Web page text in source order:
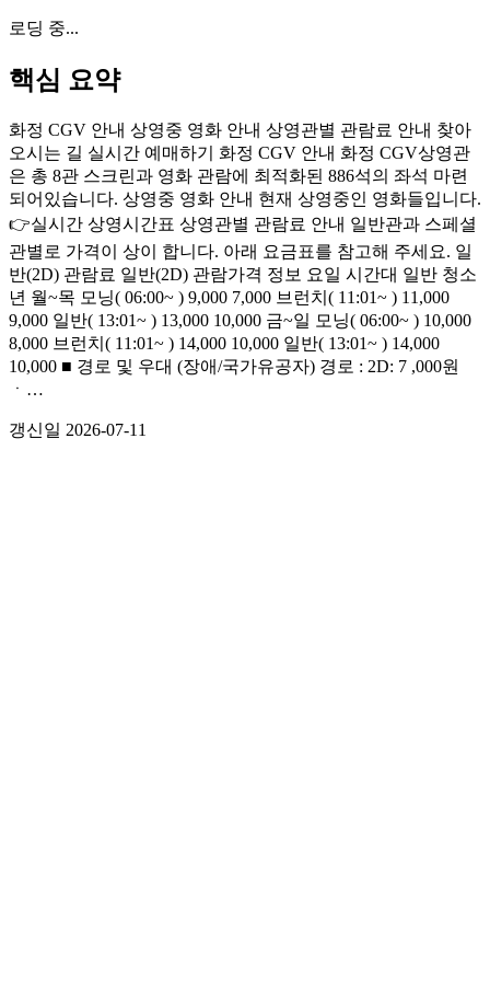
로딩 중...
핵심 요약
화정 CGV 안내 상영중 영화 안내 상영관별 관람료 안내 찾아
오시는 길 실시간 예매하기 화정 CGV 안내 화정 CGV상영관
은 총 8관 스크린과 영화 관람에 최적화된 886석의 좌석 마련
되어있습니다. 상영중 영화 안내 현재 상영중인 영화들입니다.
👉실시간 상영시간표 상영관별 관람료 안내 일반관과 스페셜
관별로 가격이 상이 합니다. 아래 요금표를 참고해 주세요. 일
반(2D) 관람료 일반(2D) 관람가격 정보 요일 시간대 일반 청소
년 월~목 모닝( 06:00~ ) 9,000 7,000 브런치( 11:01~ ) 11,000
9,000 일반( 13:01~ ) 13,000 10,000 금~일 모닝( 06:00~ ) 10,000
8,000 브런치( 11:01~ ) 14,000 10,000 일반( 13:01~ ) 14,000
10,000 ■ 경로 및 우대 (장애/국가유공자) 경로 : 2D: 7 ,000원
ㆍ…
갱신일 2026-07-11